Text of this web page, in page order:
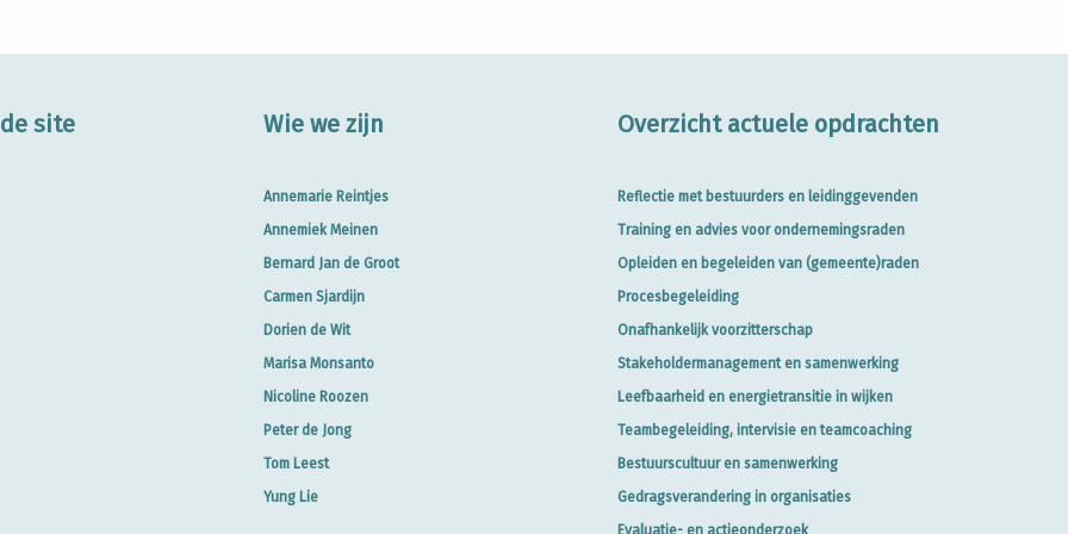
site Wie we zijn
Annemarie Reintjes
Annemiek Meinen
Bernard Jan de Groot
Carmen Sjardijn
Dorien de Wit
Marisa Monsanto
Nicoline Roozen
Peter de Jong
Tom Leest
Yung Lie
Overzicht actuele opdrachten
Reflectie met bestuurders en leidinggevenden
Training en advies voor ondernemingsraden
Opleiden en begeleiden van (gemeente)raden
Procesbegeleiding
Onafhankelijk voorzitterschap
Stakeholdermanagement en samenwerking
Leefbaarheid en energietransitie in wijken
Teambegeleiding, intervisie en teamcoaching
Bestuurscultuur en samenwerking
Gedragsverandering in organisaties
Evaluatie- en actieonderzoek